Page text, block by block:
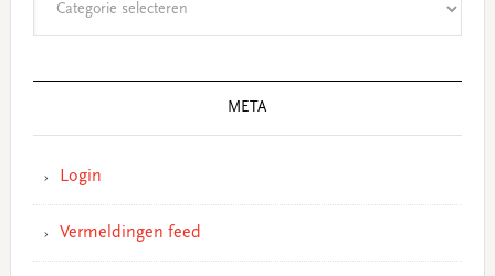
META
Login
Vermeldingen feed